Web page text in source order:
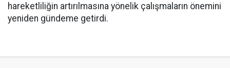
hareketliliğin artırılmasına yönelik çalışmaların önemini
yeniden gündeme getirdi.